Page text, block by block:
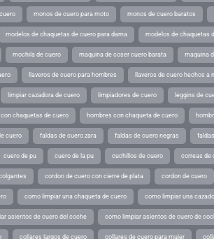
monos de cuero para moto monos de cuero baratos
modelos de chaquetas de cuero para dama modelos de chaquetas
mochila de cuero maquina de coser cuero barata maquina
llaveros de cuero para hombres llaveros de cuero hechos a
limpiar cazadora de cuero limpiadores de cuero leggins de
chaquetas de cuero hombres con chaqueta de cuero
cuero faldas de cuero zara faldas de cuero negras
cuero de pu cuero de la pu cuchillos de cuero correas de
cordon de cuero con cierre de plata cordon de cuero
como limpiar una chaqueta de cuero como limpiar una
asientos de cuero del coche como limpiar asientos de cuero de
collares largos de cuero collares de cuero para mujer